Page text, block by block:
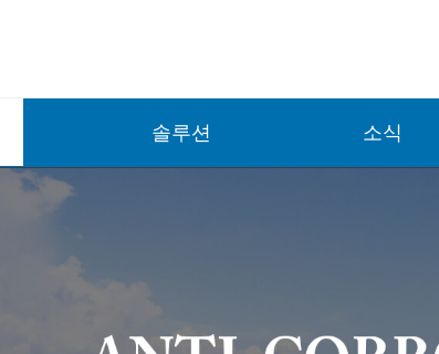
솔루션 소식